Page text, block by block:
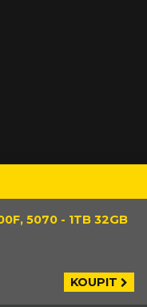
5070 - 1TB 32GB
KOUPIT